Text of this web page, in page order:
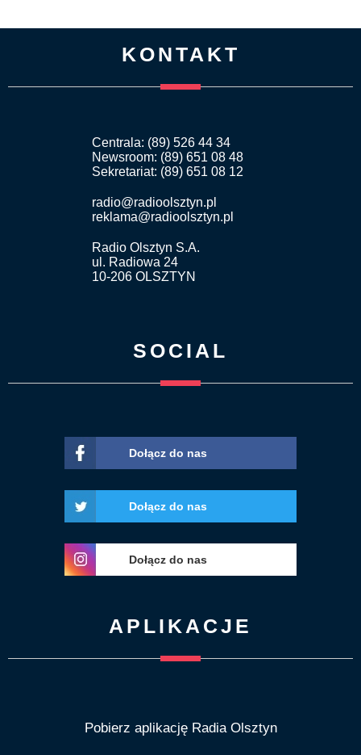
KONTAKT
Centrala: (89) 526 44 34
Newsroom: (89) 651 08 48
Sekretariat: (89) 651 08 12
radio@radioolsztyn.pl
reklama@radioolsztyn.pl
Radio Olsztyn S.A.
ul. Radiowa 24
10-206 OLSZTYN
SOCIAL
Dołącz do nas
Dołącz do nas
Dołącz do nas
APLIKACJE
Pobierz aplikację Radia Olsztyn